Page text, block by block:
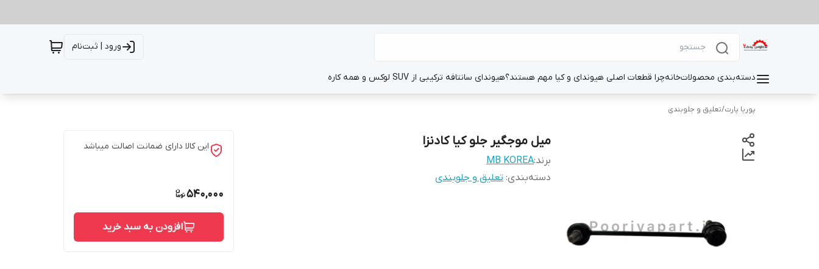
ورود | ثبت‌نام
دسته‌بندی محصولاتخانهچرا قطعات اصلی هیوندای و کیا مهم هستند؟هیوندای سانتافه ترکیبی از SUV لوکس و همه کاره
پوریا پارت/تعلیق و جلوبندی
میل موجگیر جلو کیا کادنزا
برند:MB KOREA
دسته‌بندی: تعلیق و جلوبندی
این کالا دارای ضمانت اصالت میباشد
540,000
افزودن به سبد خرید